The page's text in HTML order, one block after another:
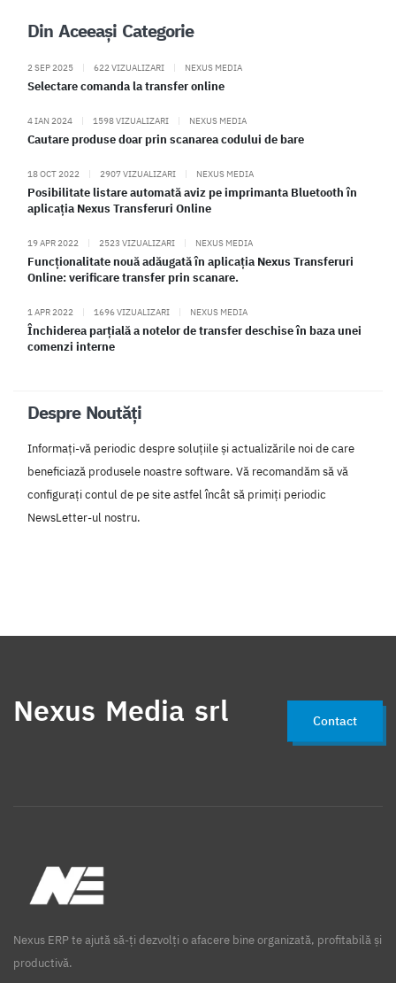
Din Aceeași Categorie
2 SEP 2025 | 622 VIZUALIZARI | NEXUS MEDIA
Selectare comanda la transfer online
4 IAN 2024 | 1598 VIZUALIZARI | NEXUS MEDIA
Cautare produse doar prin scanarea codului de bare
18 OCT 2022 | 2907 VIZUALIZARI | NEXUS MEDIA
Posibilitate listare automată aviz pe imprimanta Bluetooth în
aplicația Nexus Transferuri Online
19 APR 2022 | 2523 VIZUALIZARI | NEXUS MEDIA
Funcționalitate nouă adăugată în aplicația Nexus Transferuri
Online: verificare transfer prin scanare.
1 APR 2022 | 1696 VIZUALIZARI | NEXUS MEDIA
Închiderea parțială a notelor de transfer deschise în baza unei
comenzi interne
Despre Noutăți
Informați-vă periodic despre soluțiile și actualizările noi de care
beneficiază produsele noastre software. Vă recomandăm să vă
configurați contul de pe site astfel încât să primiți periodic
NewsLetter-ul nostru.
Nexus Media srl Contact
Nexus ERP te ajută să-ți dezvolți o afacere bine organizată, profitabilă și
productivă.